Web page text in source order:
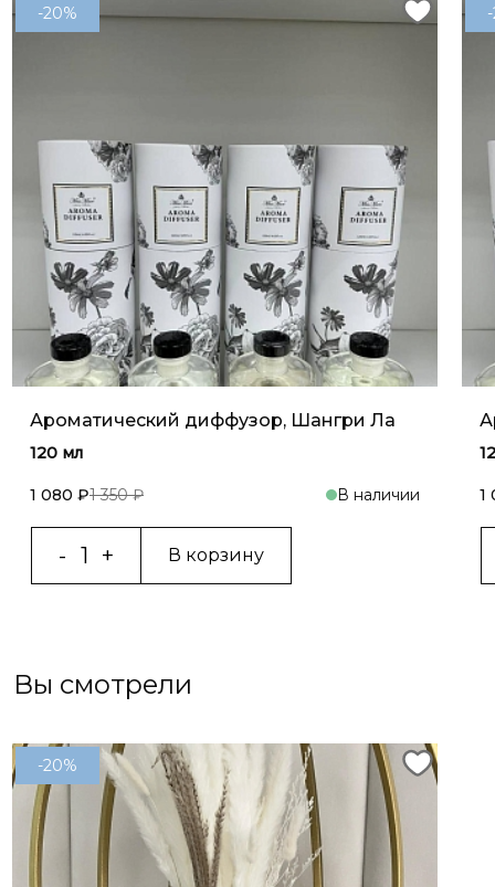
-20%
Ароматический диффузор, Шангри Ла
120 мл
1 080 ₽1 350 ₽ В наличии
В корзину
1
Вы смотрели
-20%